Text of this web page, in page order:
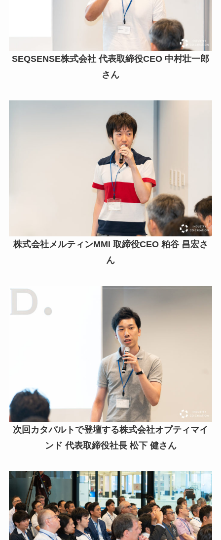
SEQSENSE株式会社 代表取締役CEO 中村壮一郎
さん
株式会社メルティンMMI 取締役CEO 粕谷 昌宏さ
ん
次回カタパルトで登壇する株式会社オプティマイ
ンド 代表取締役社長 松下 健さん